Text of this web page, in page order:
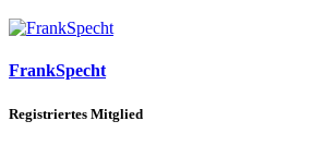
FrankSpecht
Registriertes Mitglied